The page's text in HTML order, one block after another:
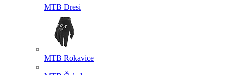
MTB Dresi
MTB Rokavice